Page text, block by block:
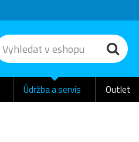
Údržba a servis
Outlet